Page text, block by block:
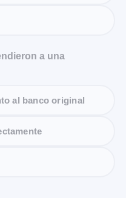
a una
al banco original